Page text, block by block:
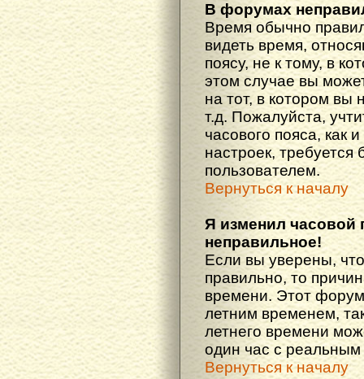
В форумах
Время обычно
видеть время,
поясу, не к тому, в
этом случае вы
на тот, в котором вы
т.д. Пожалуйста,
часового пояса, как
настроек,
пользователем.
Вернуться к началу
Я изменил часовой
неправильное!
Если вы уверены,
правильно, то
времени. Этот
летним временем,
летнего времени
один час с
Вернуться к началу